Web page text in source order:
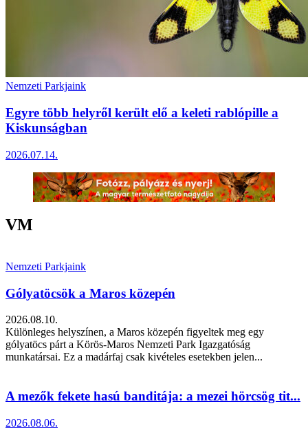
Nemzeti Parkjaink
Egyre több helyről került elő a keleti rablópille a
Kiskunságban
2026.07.14.
VM
Nemzeti Parkjaink
Gólyatöcsök a Maros közepén
2026.08.10.
Különleges helyszínen, a Maros közepén figyeltek meg egy
gólyatöcs párt a Körös-Maros Nemzeti Park Igazgatóság
munkatársai. Ez a madárfaj csak kivételes esetekben jelen...
A mezők fekete hasú banditája: a mezei hörcsög tit...
2026.08.06.